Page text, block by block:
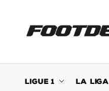
navigation
content
LIGUE 1 LA LIGA